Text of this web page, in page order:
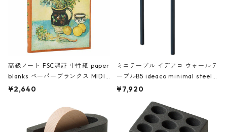
高級ノート FSC認証 中性紙 paper
blanks ペーパーブランクス MIDI
ハードカバー 罫線 ヴァン・ゴッホ
¥2,640
ミニテーブル イデアコ ウォールテ
ーブルB5 ideaco minimal steel f
urniture WALL Table B5 ネイビー
¥7,920